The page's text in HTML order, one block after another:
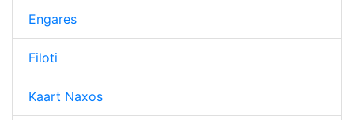
Engares
Filoti
Kaart Naxos